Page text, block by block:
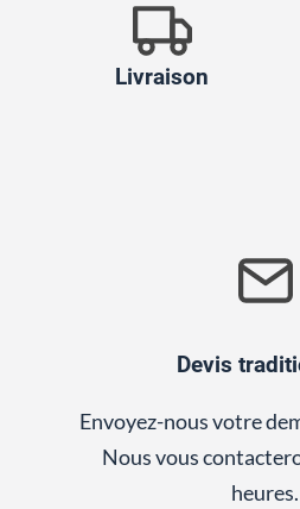
Livraison
Devis
Envoyez-nous votre
Nous vous
heures.